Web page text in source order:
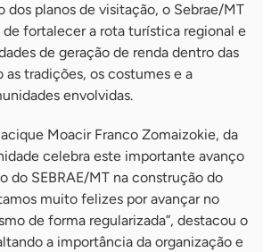
dos planos de visitação, o Sebrae/MT
de fortalecer a rota turística regional e
de geração de renda dentro das
as tradições, os costumes e a
envolvidas.
Moacir Franco Zomaizokie, da
celebra este importante avanço
do SEBRAE/MT na construção do
muito felizes por avançar no
de forma regularizada”, destacou o
a importância da organização e